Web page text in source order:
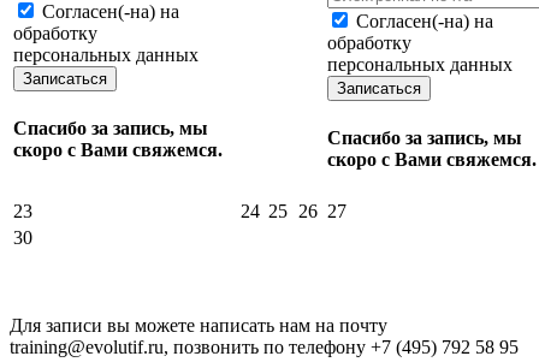
Согласен(-на) на
обработку
персональных данных
Записаться
Спасибо за запись, мы
скоро с Вами свяжемся.
Согласен(-на) на
обработку
персональных данных
Записаться
Спасибо за запись, мы
скоро с Вами свяжемся.
23 24 25 26 27
30
Для записи вы можете написать нам на почту
training@evolutif.ru, позвонить по телефону +7 (495) 792 58 95